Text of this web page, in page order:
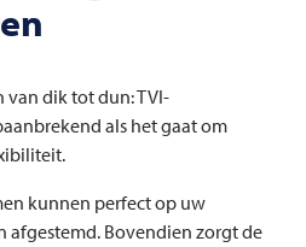
van dik tot dun: TVI-
als het gaat om
kunnen perfect op uw
afgestemd. Bovendien zorgt de